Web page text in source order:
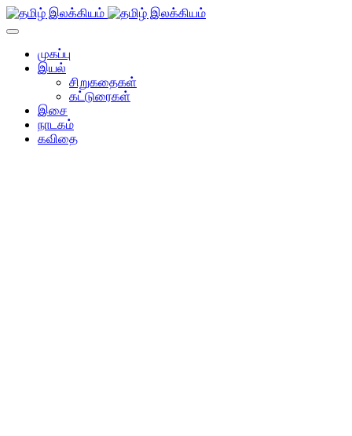
முகப்பு
இயல்
சிறுகதைகள்
கட்டுரைகள்
இசை
நாடகம்
கவிதை